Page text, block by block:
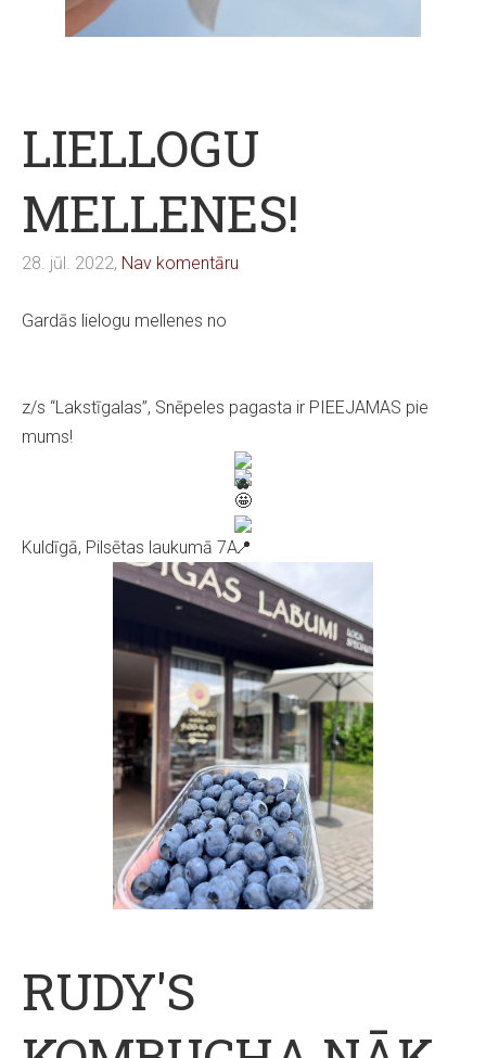
LIELLOGU
MELLENES!
28. jūl. 2022, Nav komentāru
Gardās lielogu mellenes no
z/s “Lakstīgalas”, Snēpeles pagasta ir PIEEJAMAS pie
mums!
Kuldīgā, Pilsētas laukumā 7A.
RUDY'S